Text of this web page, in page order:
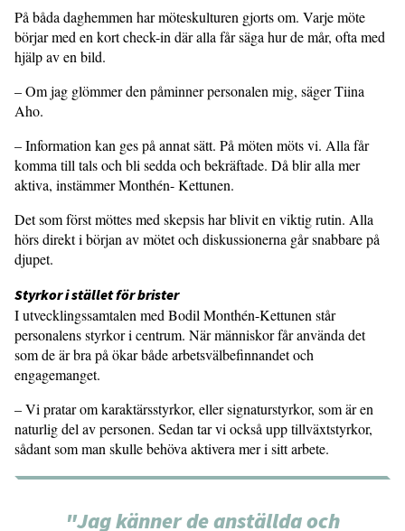
På båda daghemmen har möteskulturen gjorts om. Varje möte
börjar med en kort check-in där alla får säga hur de mår, ofta med
hjälp av en bild.
– Om jag glömmer den påminner personalen mig, säger Tiina
Aho.
– Information kan ges på annat sätt. På möten möts vi. Alla får
komma till tals och bli sedda och bekräftade. Då blir alla mer
aktiva, instämmer Monthén- Kettunen.
Det som först möttes med skepsis har blivit en viktig rutin. Alla
hörs direkt i början av mötet och diskussionerna går snabbare på
djupet.
Styrkor i stället för brister
I utvecklingssamtalen med Bodil Monthén-Kettunen står
personalens styrkor i centrum. När människor får använda det
som de är bra på ökar både arbetsvälbefinnandet och
engagemanget.
– Vi pratar om karaktärsstyrkor, eller signaturstyrkor, som är en
naturlig del av personen. Sedan tar vi också upp tillväxtstyrkor,
sådant som man skulle behöva aktivera mer i sitt arbete.
"Jag känner de anställda och